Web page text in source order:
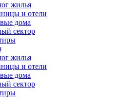
жилья
и отели
дома
сектор
жилья
и отели
дома
сектор